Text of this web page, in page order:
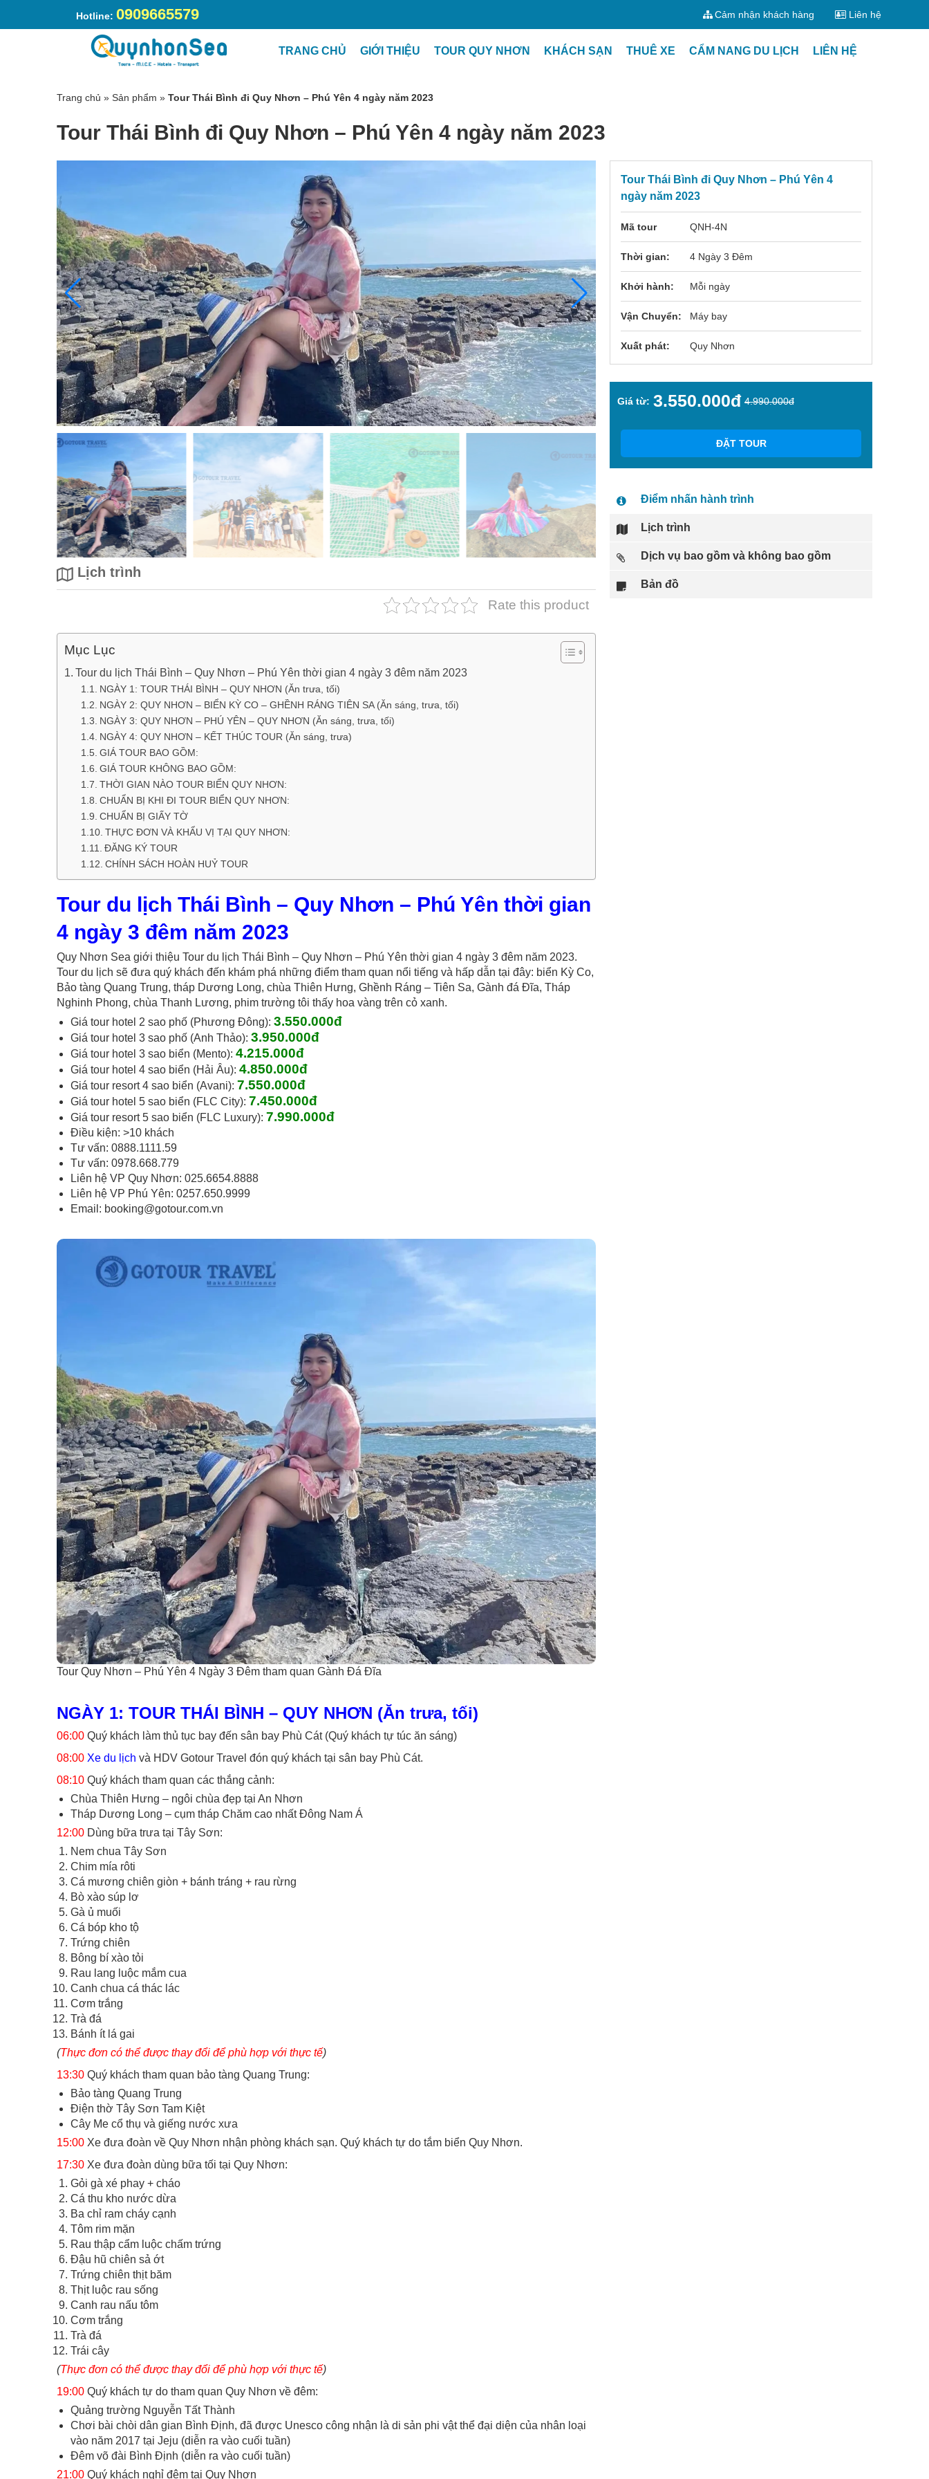
Hotline: 0909665579 Cảm nhận khách hàng Liên hệ
TRANG CHỦ GIỚI THIỆU TOUR QUY NHƠN KHÁCH SẠN THUÊ XE CẨM NANG DU LỊCH LIÊN HỆ
Trang chủ » Sản phẩm » Tour Thái Bình đi Quy Nhơn – Phú Yên 4 ngày năm 2023
Tour Thái Bình đi Quy Nhơn – Phú Yên 4 ngày năm 2023
Lịch trình
Rate this product
Mục Lục
Tour du lịch Thái Bình – Quy Nhơn – Phú Yên thời gian 4 ngày 3 đêm năm 2023
NGÀY 1: TOUR THÁI BÌNH – QUY NHƠN (Ăn trưa, tối)
NGÀY 2: QUY NHƠN – BIỂN KỲ CO – GHỀNH RÁNG TIÊN SA (Ăn sáng, trưa, tối)
NGÀY 3: QUY NHƠN – PHÚ YÊN – QUY NHƠN (Ăn sáng, trưa, tối)
NGÀY 4: QUY NHƠN – KẾT THÚC TOUR (Ăn sáng, trưa)
GIÁ TOUR BAO GỒM:
GIÁ TOUR KHÔNG BAO GỒM:
THỜI GIAN NÀO TOUR BIỂN QUY NHƠN:
CHUẨN BỊ KHI ĐI TOUR BIỂN QUY NHƠN:
CHUẨN BỊ GIẤY TỜ
THỰC ĐƠN VÀ KHẨU VỊ TẠI QUY NHƠN:
ĐĂNG KÝ TOUR
CHÍNH SÁCH HOÀN HUỶ TOUR
Tour du lịch Thái Bình – Quy Nhơn – Phú Yên thời gian
4 ngày 3 đêm năm 2023
Quy Nhơn Sea giới thiệu Tour du lịch Thái Bình – Quy Nhơn – Phú Yên thời gian 4 ngày 3 đêm năm 2023.
Tour du lịch sẽ đưa quý khách đến khám phá những điểm tham quan nổi tiếng và hấp dẫn tại đây: biển Kỳ Co,
Bảo tàng Quang Trung, tháp Dương Long, chùa Thiên Hưng, Ghềnh Ráng – Tiên Sa, Gành đá Đĩa, Tháp
Nghinh Phong, chùa Thanh Lương, phim trường tôi thấy hoa vàng trên cỏ xanh.
Giá tour hotel 2 sao phố (Phương Đông): 3.550.000đ
Giá tour hotel 3 sao phố (Anh Thảo): 3.950.000đ
Giá tour hotel 3 sao biển (Mento): 4.215.000đ
Giá tour hotel 4 sao biển (Hải Âu): 4.850.000đ
Giá tour resort 4 sao biển (Avani): 7.550.000đ
Giá tour hotel 5 sao biển (FLC City): 7.450.000đ
Giá tour resort 5 sao biển (FLC Luxury): 7.990.000đ
Điều kiện: >10 khách
Tư vấn: 0888.1111.59
Tư vấn: 0978.668.779
Liên hệ VP Quy Nhơn: 025.6654.8888
Liên hệ VP Phú Yên: 0257.650.9999
Email: booking@gotour.com.vn
Tour Quy Nhơn – Phú Yên 4 Ngày 3 Đêm tham quan Gành Đá Đĩa
NGÀY 1: TOUR THÁI BÌNH – QUY NHƠN (Ăn trưa, tối)
06:00 Quý khách làm thủ tục bay đến sân bay Phù Cát (Quý khách tự túc ăn sáng)
08:00 Xe du lịch và HDV Gotour Travel đón quý khách tại sân bay Phù Cát.
08:10 Quý khách tham quan các thắng cảnh:
Chùa Thiên Hưng – ngôi chùa đẹp tại An Nhơn
Tháp Dương Long – cụm tháp Chăm cao nhất Đông Nam Á
12:00 Dùng bữa trưa tại Tây Sơn:
Nem chua Tây Sơn
Chim mía rôti
Cá mương chiên giòn + bánh tráng + rau rừng
Bò xào súp lơ
Gà ủ muối
Cá bóp kho tộ
Trứng chiên
Bông bí xào tỏi
Rau lang luộc mắm cua
Canh chua cá thác lác
Cơm trắng
Trà đá
Bánh ít lá gai
(Thực đơn có thể được thay đổi để phù hợp với thực tế)
13:30 Quý khách tham quan bảo tàng Quang Trung:
Bảo tàng Quang Trung
Điện thờ Tây Sơn Tam Kiệt
Cây Me cổ thụ và giếng nước xưa
15:00 Xe đưa đoàn về Quy Nhơn nhận phòng khách sạn. Quý khách tự do tắm biển Quy Nhơn.
17:30 Xe đưa đoàn dùng bữa tối tại Quy Nhơn:
Gỏi gà xé phay + cháo
Cá thu kho nước dừa
Ba chỉ ram cháy cạnh
Tôm rim mặn
Rau thập cẩm luộc chấm trứng
Đậu hũ chiên sả ớt
Trứng chiên thịt băm
Thịt luộc rau sống
Canh rau nấu tôm
Cơm trắng
Trà đá
Trái cây
(Thực đơn có thể được thay đổi để phù hợp với thực tế)
19:00 Quý khách tự do tham quan Quy Nhơn về đêm:
Quảng trường Nguyễn Tất Thành
Chơi bài chòi dân gian Bình Định, đã được Unesco công nhận là di sản phi vật thể đại diện của nhân loại
vào năm 2017 tại Jeju (diễn ra vào cuối tuần)
Đêm võ đài Bình Định (diễn ra vào cuối tuần)
21:00 Quý khách nghỉ đêm tại Quy Nhơn
Tour Thái Bình đi Quy Nhơn – Phú Yên 4
ngày năm 2023
Mã tour QNH-4N
Thời gian: 4 Ngày 3 Đêm
Khởi hành: Mỗi ngày
Vận Chuyển: Máy bay
Xuất phát: Quy Nhơn
Giá từ: 3.550.000đ 4.990.000đ
ĐẶT TOUR
Điểm nhấn hành trình
Lịch trình
Dịch vụ bao gồm và không bao gồm
Bản đồ